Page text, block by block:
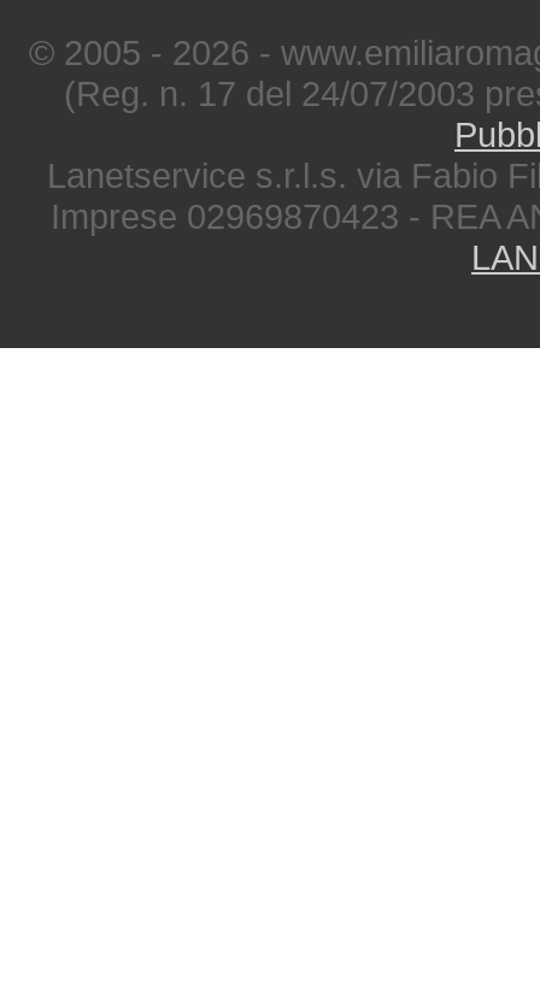
© 2005 - 2026 -
(Reg. n. 17 del 24/07/2003
Lanetservice s.r.l.s. via Fabio
Imprese 02969870423 - REA